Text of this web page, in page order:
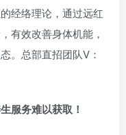
经络理论，通过远红
有效改善身体机能，
。总部直招团队V：
服务难以获取！